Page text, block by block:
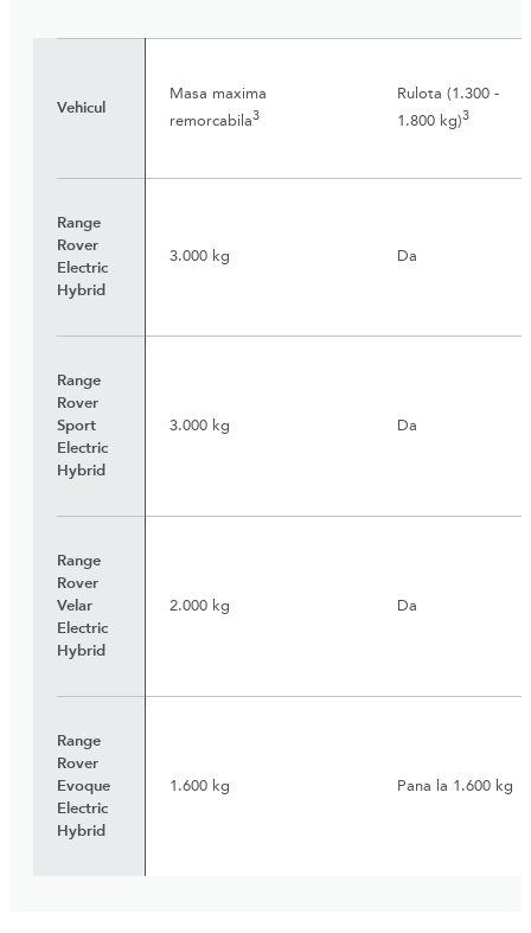
Vehicul
Masa maxima
remorcabila3
Rulota (1.300 -
1.800 kg)3
Range
Rover
Electric
Hybrid
3.000 kg Da
Range
Rover
Sport
Electric
Hybrid
3.000 kg Da
Range
Rover
Velar
Electric
Hybrid
2.000 kg Da
Range
Rover
Evoque
Electric
Hybrid
1.600 kg Pana la 1.600 kg